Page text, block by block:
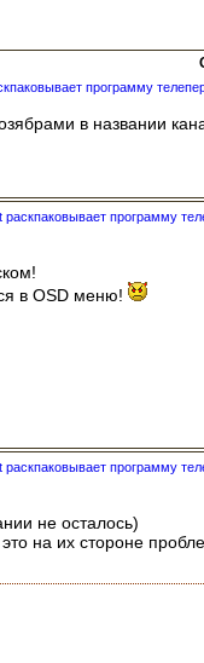
программу
в названии
раскпаковывает программу
в OSD меню!
раскпаковывает программу
не осталось)
на их стороне